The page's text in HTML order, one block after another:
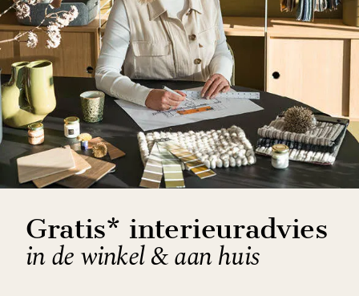
Gratis* interieuradvies
in de winkel & aan huis